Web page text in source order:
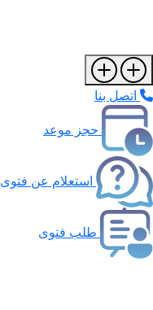
اتصل بنا
حجز موعد
استعلام عن فتوى
طلب فتوى